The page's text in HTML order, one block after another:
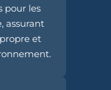
pour les
assurant
et